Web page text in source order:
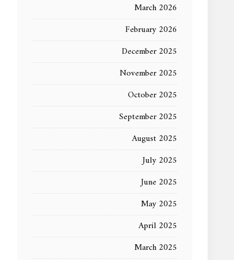
March 2026
February 2026
December 2025
November 2025
October 2025
September 2025
August 2025
July 2025
June 2025
May 2025
April 2025
March 2025